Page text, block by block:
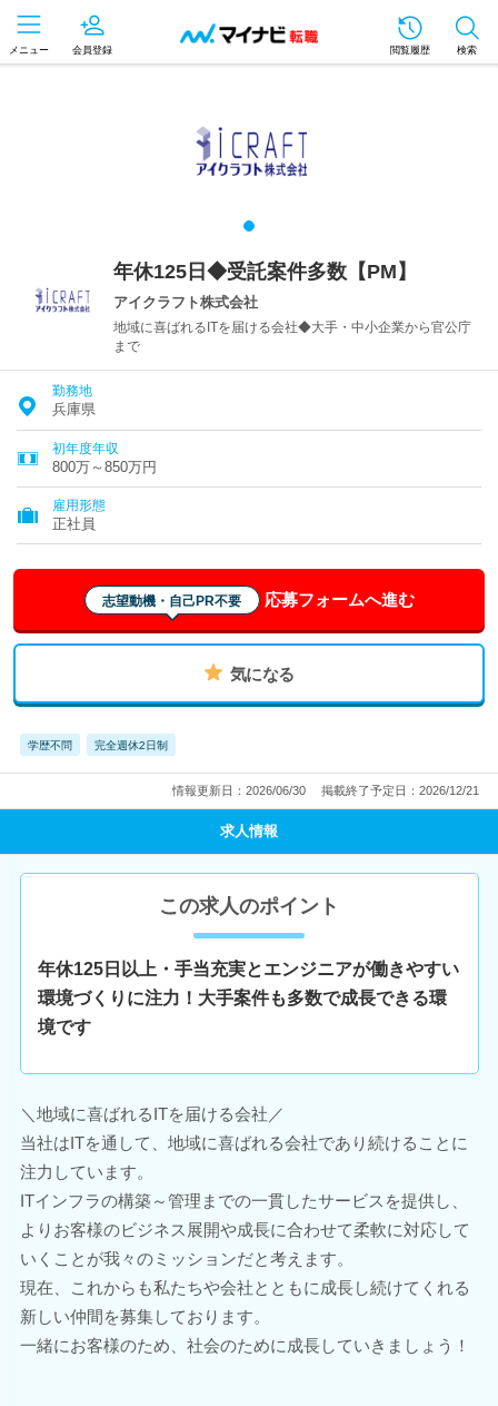
メニュー 会員登録 閲覧履歴 検索
年休125日◆受託案件多数【PM】
アイクラフト株式会社
地域に喜ばれるITを届ける会社◆大手・中小企業から官公庁
まで
勤務地
兵庫県
初年度年収
800万～850万円
雇用形態
正社員
志望動機・自己PR不要 応募フォームへ進む
気になる
学歴不問 完全週休2日制
情報更新日：2026/06/30 掲載終了予定日：2026/12/21
求人情報
この求人のポイント
年休125日以上・手当充実とエンジニアが働きやすい
環境づくりに注力！大手案件も多数で成長できる環
境です
＼地域に喜ばれるITを届ける会社／
当社はITを通して、地域に喜ばれる会社であり続けることに
注力しています。
ITインフラの構築～管理までの一貫したサービスを提供し、
よりお客様のビジネス展開や成長に合わせて柔軟に対応して
いくことが我々のミッションだと考えます。
現在、これからも私たちや会社とともに成長し続けてくれる
新しい仲間を募集しております。
一緒にお客様のため、社会のために成長していきましょう！